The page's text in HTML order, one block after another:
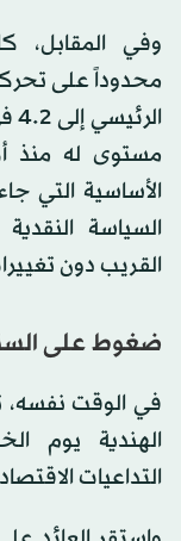
وفي المقابل،
محدوداً على
مستوى له منذ
الأساسية التي
السياسة
القريب دون
ضغوط على
في الوقت نفسه،
الهندية يوم
التداعيات